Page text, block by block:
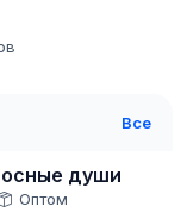
Все
души
Оптом